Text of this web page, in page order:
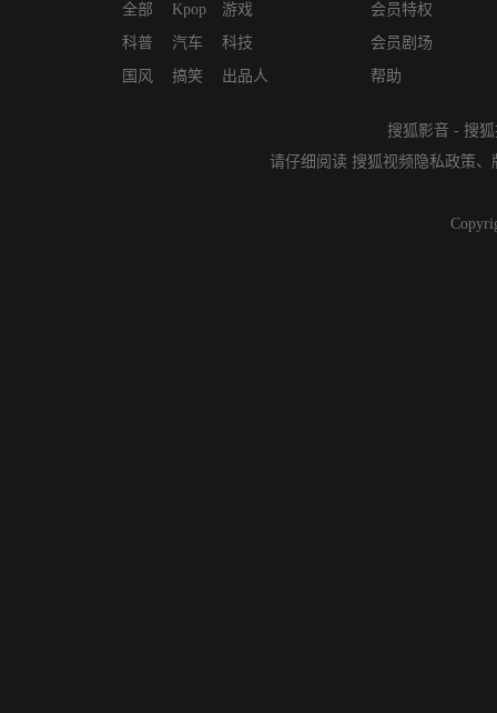
全部
科普
国风
Kpop
汽车
搞笑
游戏
科技
出品人
会员特权
会员剧场
帮助
搜狐影音 - 搜
请仔细阅读 搜狐视频隐私政策、